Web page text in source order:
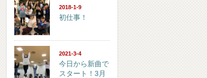
2018-1-9
初仕事！
2021-3-4
今日から新曲で
スタート！3月